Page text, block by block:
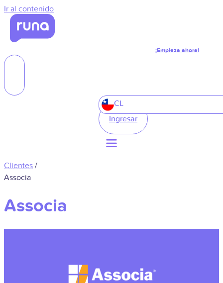
Ir al contenido
¡Empieza ahora!
CL
Ingresar
Clientes /
Associa
Associa